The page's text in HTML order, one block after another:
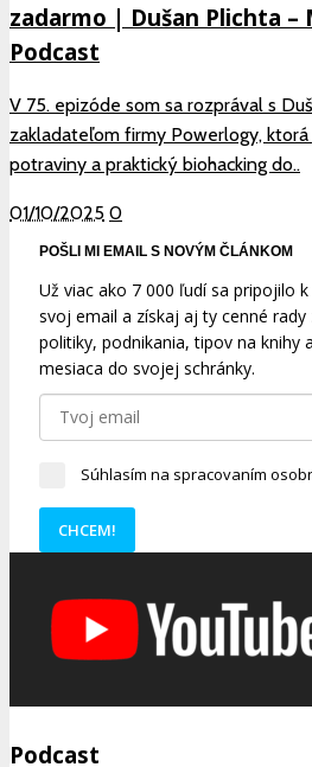
zadarmo | Dušan Plichta –
Podcast
V 75. epizóde som sa rozprával s
zakladateľom firmy Powerlogy,
potraviny a praktický biohacking do..
01/10/2025 0
POŠLI MI EMAIL S NOVÝM ČLÁNKOM
Už viac ako 7 000 ľudí sa pripojilo
svoj email a získaj aj ty cenné
politiky, podnikania, tipov na knihy
mesiaca do svojej schránky.
Súhlasím na spracovaním
CHCEM!
Podcast